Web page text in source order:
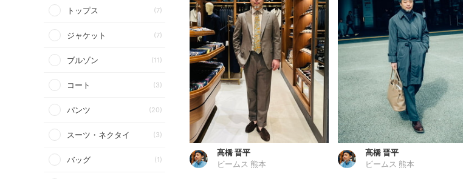
トップス (7)
ジャケット (7)
ブルゾン (11)
コート (3)
パンツ (20)
スーツ・ネクタイ (3)
バッグ (1)
高橋 晋平
ビームス 熊本
高橋 晋平
ビームス 熊本